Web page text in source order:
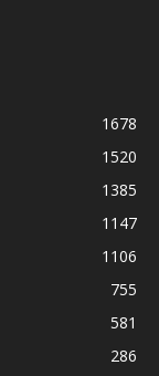
1678
1520
1385
1147
1106
755
581
286